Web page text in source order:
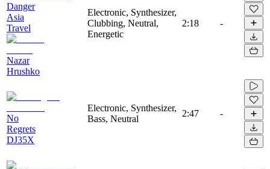
Danger
Asia
Travel
Nazar
Hrushko
Electronic, Synthesizer,
Clubbing, Neutral,
Energetic
2:18 -
No
Regrets
DJ35X
Electronic, Synthesizer,
Bass, Neutral
2:47 -